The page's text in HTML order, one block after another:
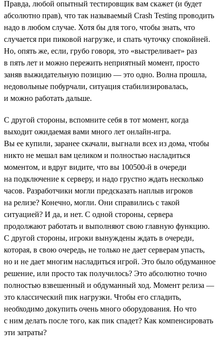
Правда, любой опытный тестировщик вам скажет (и будет
абсолютно прав), что так называемый Crash Testing проводить
надо в любом случае. Хотя бы для того, чтобы знать, что
случается при пиковой нагрузке, и спать чуточку спокойней.
Но, опять же, если, грубо говоря, это «выстреливает» раз
в пять лет и можно пережить неприятный момент, просто
заняв выжидательную позицию — это одно. Волна прошла,
недовольные побурчали, ситуация стабилизировалась,
и можно работать дальше.
С другой стороны, вспомните себя в тот момент, когда
выходит ожидаемая вами много лет онлайн-игра.
Вы ее купили, заранее скачали, выгнали всех из дома, чтобы
никто не мешал вам целиком и полностью насладиться
моментом, и вдруг видите, что вы 100500-й в очереди
на подключение к серверу, и надо грустно ждать несколько
часов. Разработчики могли предсказать наплыв игроков
на релизе? Конечно, могли. Они справились с такой
ситуацией? И да, и нет. С одной стороны, сервера
продолжают работать и выполняют свою главную функцию.
С другой стороны, игроки вынуждены ждать в очереди,
которая, в свою очередь, не только не дает серверам упасть,
но и не дает многим насладиться игрой. Это было обдуманное
решение, или просто так получилось? Это абсолютно точно
полностью взвешенный и обдуманный ход. Момент релиза —
это классический пик нагрузки. Чтобы его сгладить,
необходимо докупить очень много оборудования. Но что
с ним делать после того, как пик спадет? Как компенсировать
эти затраты?